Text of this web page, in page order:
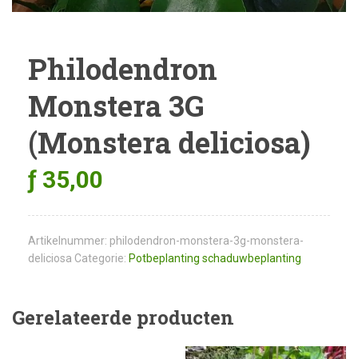
Philodendron
Monstera 3G
(Monstera deliciosa)
ƒ 35,00
Artikelnummer: philodendron-monstera-3g-monstera-
deliciosa Categorie: Potbeplanting schaduwbeplanting
Gerelateerde producten